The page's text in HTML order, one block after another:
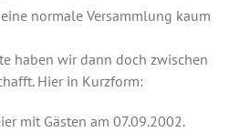
normale Versammlung kaum
haben wir dann doch zwischen
Hier in Kurzform:
mit Gästen am 07.09.2002.